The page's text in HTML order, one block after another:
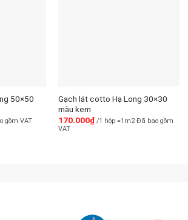
50×50
gồm VAT
Gạch lát cotto Hạ Long 30×30
màu kem
170.000₫/1 hộp =1m2 Đã bao gồm
VAT